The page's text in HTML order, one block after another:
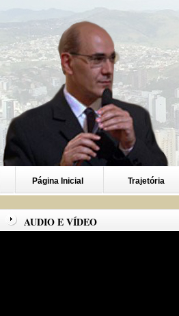
Página Inicial Trajetória
AUDIO E VÍDEO